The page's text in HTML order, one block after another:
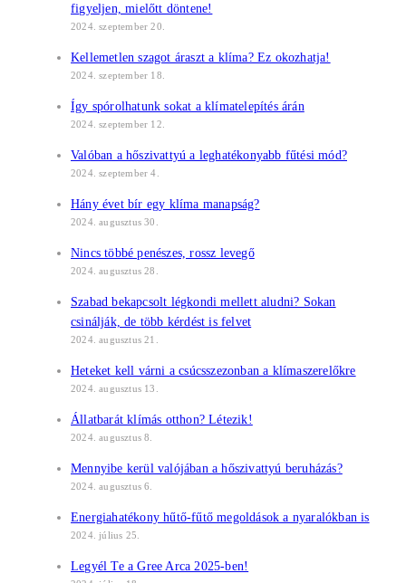
figyeljen, mielőtt döntene!
2024. szeptember 20.
Kellemetlen szagot áraszt a klíma? Ez okozhatja!
2024. szeptember 18.
Így spórolhatunk sokat a klímatelepítés árán
2024. szeptember 12.
Valóban a hőszivattyú a leghatékonyabb fűtési mód?
2024. szeptember 4.
Hány évet bír egy klíma manapság?
2024. augusztus 30.
Nincs többé penészes, rossz levegő
2024. augusztus 28.
Szabad bekapcsolt légkondi mellett aludni? Sokan
csinálják, de több kérdést is felvet
2024. augusztus 21.
Heteket kell várni a csúcsszezonban a klímaszerelőkre
2024. augusztus 13.
Állatbarát klímás otthon? Létezik!
2024. augusztus 8.
Mennyibe kerül valójában a hőszivattyú beruházás?
2024. augusztus 6.
Energiahatékony hűtő-fűtő megoldások a nyaralókban is
2024. július 25.
Legyél Te a Gree Arca 2025-ben!